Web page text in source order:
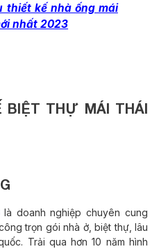
thiết kế nhà ống mái
nhất 2023
THỰ MÁI THÁI
là doanh nghiệp chuyên cung
trọn gói nhà ở, biệt thự, lâu
Trải qua hơn 10 năm hình